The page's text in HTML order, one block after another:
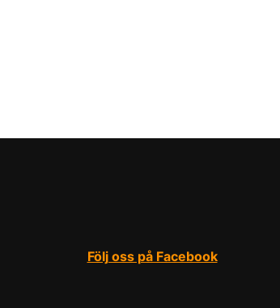
Följ oss på Facebook